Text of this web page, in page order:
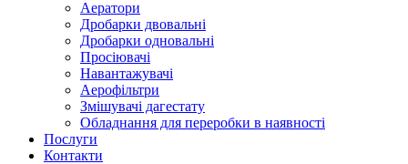
Аератори
Дробарки двовальні
Дробарки одновальні
Просіювачі
Навантажувачі
Аерофільтри
Змішувачі дагестату
Обладнання для переробки в наявності
Послуги
Контакти